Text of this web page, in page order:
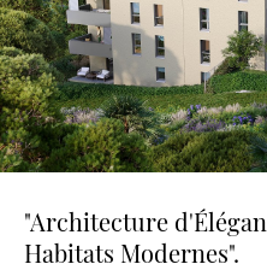
"Architecture
Habitats Modernes".